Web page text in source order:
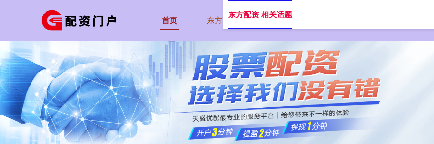
首页 东方配资 最安全的股票配资网站
东方配资 相关话题